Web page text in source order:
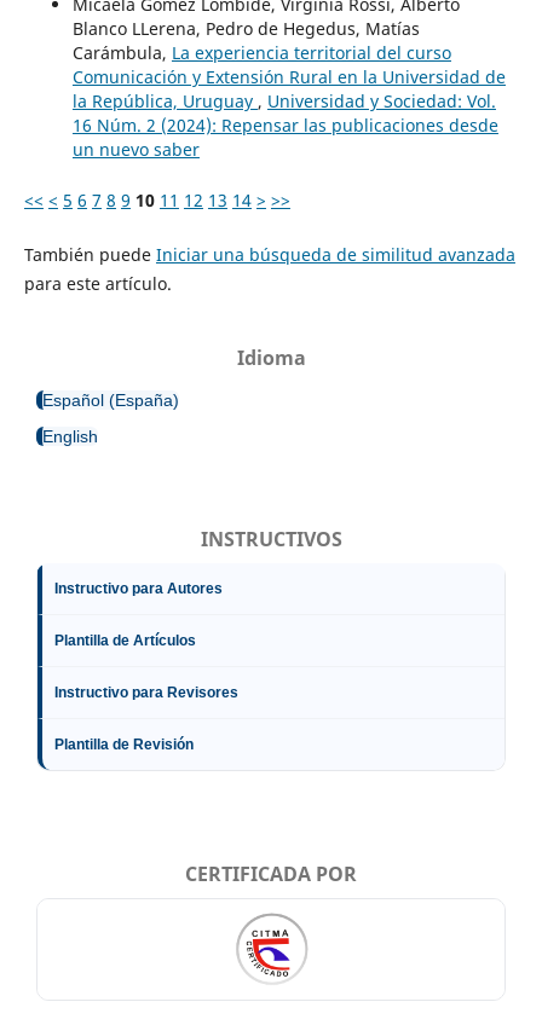
Micaela Gómez Lombide, Virginia Rossi, Alberto
Blanco LLerena, Pedro de Hegedus, Matías
Carámbula, La experiencia territorial del curso
Comunicación y Extensión Rural en la Universidad de
la República, Uruguay , Universidad y Sociedad: Vol.
16 Núm. 2 (2024): Repensar las publicaciones desde
un nuevo saber
<< < 5 6 7 8 9 10 11 12 13 14 > >>
También puede Iniciar una búsqueda de similitud avanzada
para este artículo.
Idioma
Español (España)
English
INSTRUCTIVOS
Instructivo para Autores
Plantilla de Artículos
Instructivo para Revisores
Plantilla de Revisión
CERTIFICADA POR